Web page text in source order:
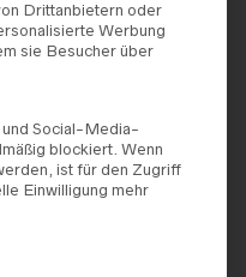
Drittanbietern oder
Werbung
sie Besucher über
Social-Media-
blockiert. Wenn
ist für den Zugriff
Einwilligung mehr